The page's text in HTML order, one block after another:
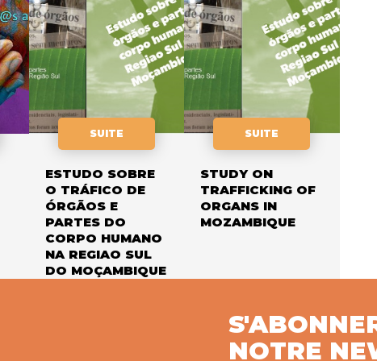
SUITE
ESTUDO SOBRE
O TRÁFICO DE
ÓRGÃOS E
PARTES DO
CORPO HUMANO
NA REGIAO SUL
DO MOÇAMBIQUE
SUITE
STUDY ON
TRAFFICKING OF
ORGANS IN
MOZAMBIQUE
NOTRE